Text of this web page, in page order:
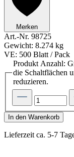
Merken
Art.-Nr. 98725
Gewicht: 8.274 kg
VE: 500 Blatt / Pack
Produkt Anzahl:
die Schaltflächen
reduzieren.
In den Warenkorb
Lieferzeit ca. 5-7